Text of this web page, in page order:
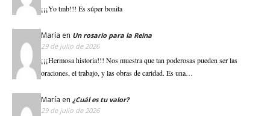
¡¡¡Yo tmb!!! Es súper bonita
María en Un rosario para la Reina
29 de julio de 2026
¡¡¡Hermosa historia!!! Nos muestra que tan poderosas pueden ser las
oraciones, el trabajo, y las obras de caridad. Es una…
María en ¿Cuál es tu valor?
29 de julio de 2026